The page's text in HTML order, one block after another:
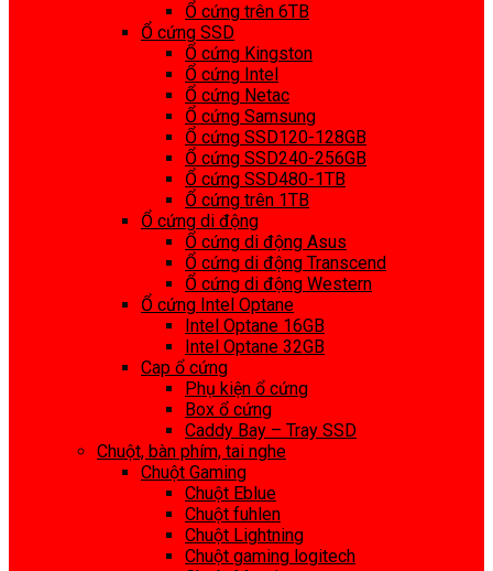
Ổ cứng trên 6TB
Ổ cứng SSD
Ổ cứng Kingston
Ổ cứng Intel
Ổ cứng Netac
Ổ cứng Samsung
Ổ cứng SSD120-128GB
Ổ cứng SSD240-256GB
Ổ cứng SSD480-1TB
Ổ cứng trên 1TB
Ổ cứng di động
Ổ cứng di động Asus
Ổ cứng di động Transcend
Ổ cứng di động Western
Ổ cứng Intel Optane
Intel Optane 16GB
Intel Optane 32GB
Cap ổ cứng
Phụ kiện ổ cứng
Box ổ cứng
Caddy Bay – Tray SSD
Chuột, bàn phím, tai nghe
Chuột Gaming
Chuột Eblue
Chuột fuhlen
Chuột Lightning
Chuột gaming logitech